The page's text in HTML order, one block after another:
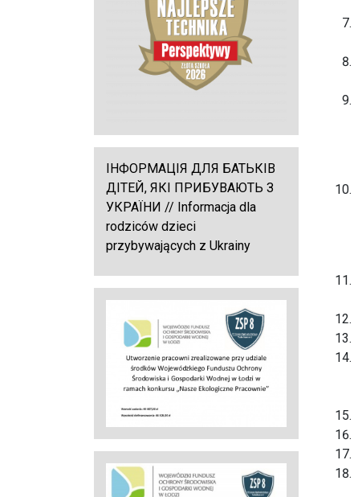
ІНФОРМАЦІЯ ДЛЯ БАТЬКІВ
ДІТЕЙ, ЯКІ ПРИБУВАЮТЬ З
УКРАЇНИ // Informacja dla
rodziców dzieci
przybywających z Ukrainy